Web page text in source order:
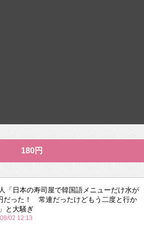
180円
「日本の寿司屋で韓国語メニューだけ水が
だった！ 常連だったけどもう二度と行か
と大騒ぎ
02 12:13